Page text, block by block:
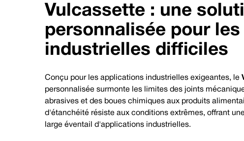
La solution d'étanchéité personnalisée
Vulcassette : une
personnalisée pour
industrielles difficiles
Conçu pour les applications industrielles exigeantes, le
personnalisée surmonte les limites des joints
abrasives et des boues chimiques aux produits
d'étanchéité résiste aux conditions extrêmes, offrant
large éventail d'applications industrielles.